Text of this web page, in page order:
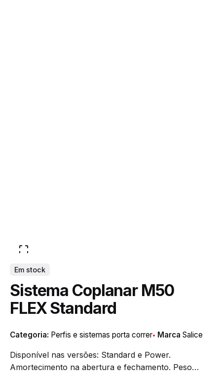
Em stock
Sistema Coplanar M50
FLEX Standard
Categoria: Perfis e sistemas porta correr Marca Salice
Disponível nas versões: Standard e Power.
Amortecimento na abertura e fechamento. Peso…